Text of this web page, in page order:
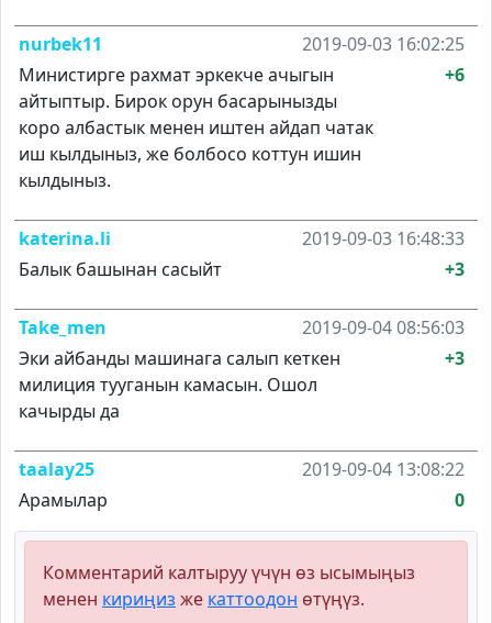
nurbek11
2019-09-03 16:02:25
Министирге рахмат эркекче ачыгын
айтыптыр. Бирок орун басарынызды
коро албастык менен иштен айдап чатак
иш кылдыныз, же болбосо коттун ишин
кылдыныз.
+6
katerina.li
2019-09-03 16:48:33
Балык башынан сасыйт
+3
Take_men
2019-09-04 08:56:03
Эки айбанды машинага салып кеткен
милиция тууганын камасын. Ошол
качырды да
+3
taalay25
2019-09-04 13:08:22
Арамылар
0
Комментарий калтыруу үчүн өз ысымыңыз
менен кириңиз же каттоодон өтүңүз.